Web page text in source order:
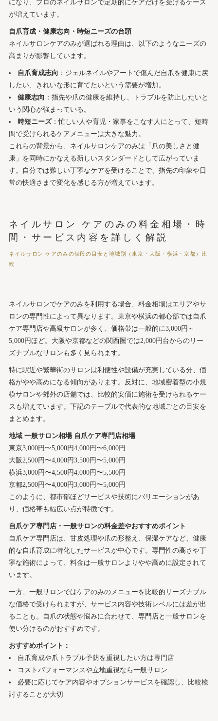
になり、プロのネイルサロンで定期的にケアだけを受けるケース
が増えています。
自爪育成・健康志向・時短ニーズの台頭
ネイルサロンケアのみが選ばれる理由は、以下のようなニーズの
高まりが影響しています。
自爪育成志向 ：ジェルネイルやアートで傷んだ自爪を健康に戻
したい、きれいな形に育てたいという需要が増加。
健康志向 ：指先や爪の健康を維持し、トラブルを防止したいと
いう関心が強まっている。
時短ニーズ：忙しい人や育児・家事をこなす人にとって、短時
間で受けられるケアメニューは大きな魅力。
これらの背景から、ネイルサロンケアのみは「爪の美しさと健
康」を同時にかなえる新しいスタンダードとして広がっていま
す。自分では難しい丁寧なケアを受けることで、指先の印象や日
常の快適さまで変化を感じる方が増えています。
ネイルサロン ケアのみの料金相場・時
間・サービス内容を詳しく解説
ネイルサロン ケアのみの値段の目安と地域別（東京・大阪・横浜・京都）比
較
ネイルサロンでケアのみを利用する場合、料金相場はエリアやサ
ロンの専門性によって異なります。東京や横浜の都心部では自爪
ケア専門店や高級サロンが多く、価格帯は一般的に3,000円～
5,000円ほど。大阪や京都などの関西圏では2,000円台からのリー
ズナブルなサロンも多く見られます。
特に駅近や繁華街のサロンは利便性や設備が充実している分、価
格がやや高めになる傾向があります。反対に、地域密着型の小規
模サロンや郊外の店舗では、比較的安価に施術を受けられるケー
スも増えています。下記のテーブルで代表的な地域ごとの目安を
まとめます。
地域 一般サロン相場 自爪ケア専門店相場
東京3,000円〜5,000円4,000円〜6,000円
大阪2,500円〜4,000円3,500円〜5,000円
横浜3,000円〜4,500円4,000円〜5,500円
京都2,500円〜4,000円3,000円〜5,000円
このように、都市部ほどサービスや技術にバリエーションがあ
り、価格帯も幅広い点が特徴です。
自爪ケア専門店・一般サロンの料金差やおすすめポイント
自爪ケア専門店は、甘皮処理や爪の形整え、保湿ケアなど、健康
的な自爪育成に特化したサービスが中心です。専門性の高さや丁
寧な施術によって、料金は一般サロンよりやや高めに設定されて
います。
一方、一般サロンではケアのみのメニューを比較的リーズナブル
な価格で受けられますが、サービス内容や技術レベルには差が出
ることも。自爪の状態や悩みに合わせて、専門店と一般サロンを
使い分けるのがおすすめです。
おすすめポイント：
自爪育成や爪トラブル予防を重視したい方は専門店
コストパフォーマンスや立地重視なら一般サロン
必要に応じてケア内容やオプションサービスを確認し、比較検
討することが大切